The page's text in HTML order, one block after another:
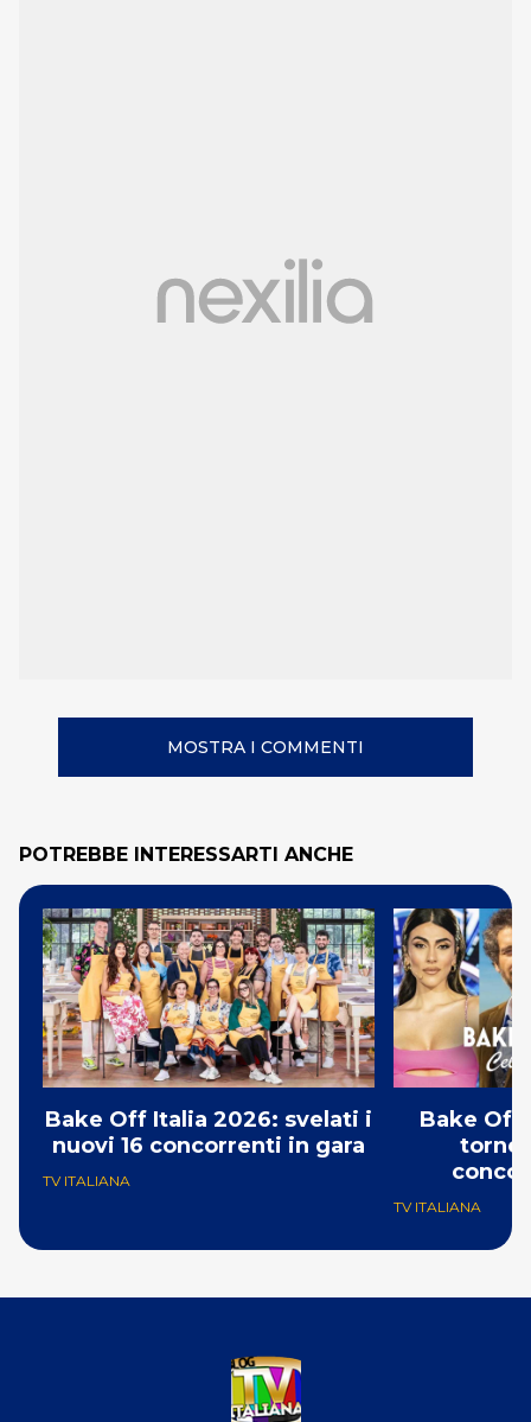
MOSTRA I COMMENTI
POTREBBE INTERESSARTI ANCHE
Bake Off Italia 2026: svelati i
nuovi 16 concorrenti in gara
TV ITALIANA
Bake Off
TV ITALIANA